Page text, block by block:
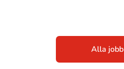
Alla jobb